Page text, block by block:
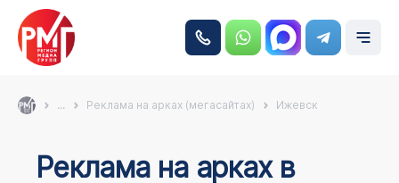
... Реклама на арках (мегасайтах) Ижевск
Реклама на аркаx в